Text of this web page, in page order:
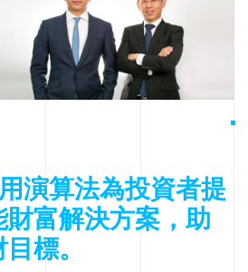
演算法為投資者提
富解決方案，助
標。